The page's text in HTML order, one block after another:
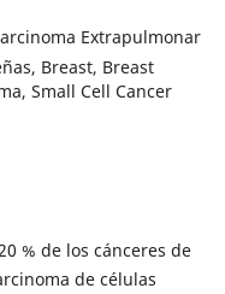
Extrapulmonar
Breast, Breast
Small Cell Cancer
% de los cánceres de
de células